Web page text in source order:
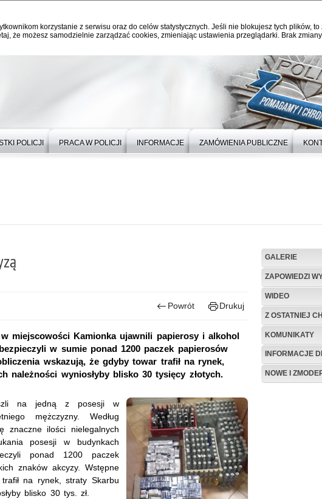
korzystanie z serwisu oraz do celów statystycznych. Jeśli nie blokujesz tych plików,
że możesz samodzielnie zarządzać cookies, zmieniając ustawienia przeglądarki. Brak
POLICJI PRACA W POLICJI INFORMACJE ZAMÓWIENIA PUBLICZNE
Powrót Drukuj
miejscowości Kamionka ujawnili papierosy i alkohol
w sumie ponad 1200 paczek papierosów
wskazują, że gdyby towar trafił na rynek,
należności wyniosłyby blisko 30 tysięcy złotych.
na jedną z posesji w
mężczyzny. Według
znaczne ilości nielegalnych
posesji w budynkach
ponad 1200 paczek
znaków akcyzy. Wstępne
na rynek, straty Skarbu
blisko 30 tys. zł.
GALERIE
ZAPOWIEDZI
WIDEO
Z OSTATNIEJ
KOMUNIKATY
INFORMACJE
NOWE I